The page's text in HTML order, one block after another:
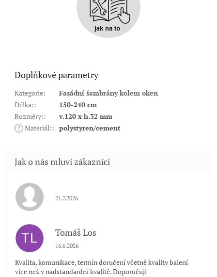
Doplňkové parametry
Kategorie:
Fasádní šambrány kolem oken
Délka::
150-240 cm
Rozměry::
v.120 x h.32 mm
? Materiál:: polystyren/cement
Hodnocení obchodu je 5 z 5 hvězdiček.
21.7.2026
TL Tomáš Los
Hodnocení obchodu je 5 z 5 hvězdiček.
16.6.2026
Kvalita, komunikace, termín doručení včetně kvality balení
více než v nadstandardní kvalitě. Doporučuji